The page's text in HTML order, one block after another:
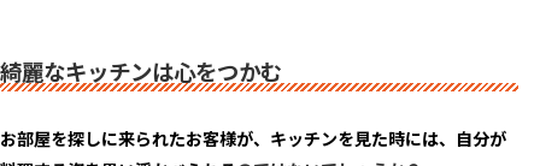
綺麗なキッチンは心をつかむ
お部屋を探しに来られたお客様が、キッチンを見た時には、自分が